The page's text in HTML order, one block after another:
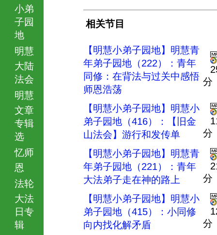
小弟
子园
地
明慧
大陆
法会
明慧
文章
专辑
选
忆师
恩
法轮
大法
日专
辑
相关节目
【明慧小弟子园地】明慧青
年弟子园地（222）：青年
同修：在背法与过关中感悟
师恩浩荡
分
【明慧小弟子园地】明慧小
弟子园地（416）：【旧金
山法会】游行和发传单
分
【明慧小弟子园地】明慧青
年弟子园地（221）：青年
大法弟子走在神的路上
分
【明慧小弟子园地】明慧小
弟子园地（415）：小同修
向内找化解矛盾
分